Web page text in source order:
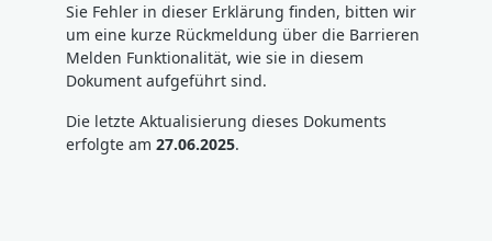
Sie Fehler in dieser Erklärung finden, bitten wir
um eine kurze Rückmeldung über die Barrieren
Melden Funktionalität, wie sie in diesem
Dokument aufgeführt sind.
Die letzte Aktualisierung dieses Dokuments
erfolgte am 27.06.2025.